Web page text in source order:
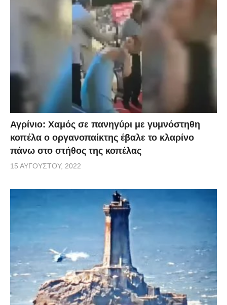
Αγρίνιο: Χαμός σε πανηγύρι με γυμνόστηθη
κοπέλα ο οργανοπαίκτης έβαλε το κλαρίνο
πάνω στο στήθος της κοπέλας
15 ΑΥΓΟΎΣΤΟΥ, 2022